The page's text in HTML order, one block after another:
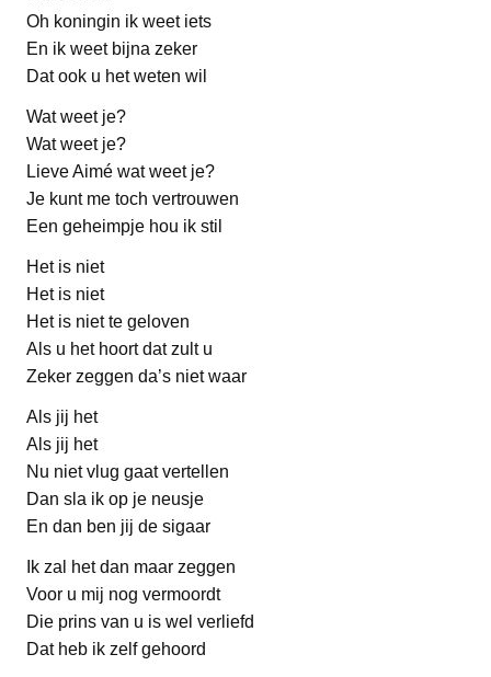
Oh koningin ik weet iets
En ik weet bijna zeker
Dat ook u het weten wil
Wat weet je?
Wat weet je?
Lieve Aimé wat weet je?
Je kunt me toch vertrouwen
Een geheimpje hou ik stil
Het is niet
Het is niet
Het is niet te geloven
Als u het hoort dat zult u
Zeker zeggen da’s niet waar
Als jij het
Als jij het
Nu niet vlug gaat vertellen
Dan sla ik op je neusje
En dan ben jij de sigaar
Ik zal het dan maar zeggen
Voor u mij nog vermoordt
Die prins van u is wel verliefd
Dat heb ik zelf gehoord